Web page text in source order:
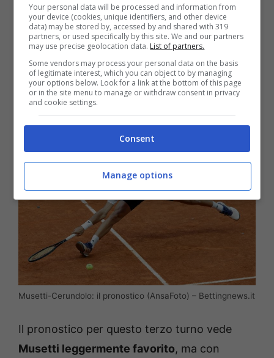
molta meno pressione e una condizione fisica
invidiabile.
Musetti-Cerundolo: il
pronostico
Musetti-Cerundolo: il pronostico (AnsaFoto) – Bettingnews.it
Il pronostico per questo terzo turno vede
Musetti leggermente favorito, ma con
Your personal data will be processed and information from
your device (cookies, unique identifiers, and other device
data) may be stored by, accessed by and shared with 319
partners, or used specifically by this site. We and our partners
may use precise geolocation data. List of partners.
Some vendors may process your personal data on the basis
of legitimate interest, which you can object to by managing
your options below. Look for a link at the bottom of this page
or in the site menu to manage or withdraw consent in privacy
and cookie settings.
Consent
Manage options